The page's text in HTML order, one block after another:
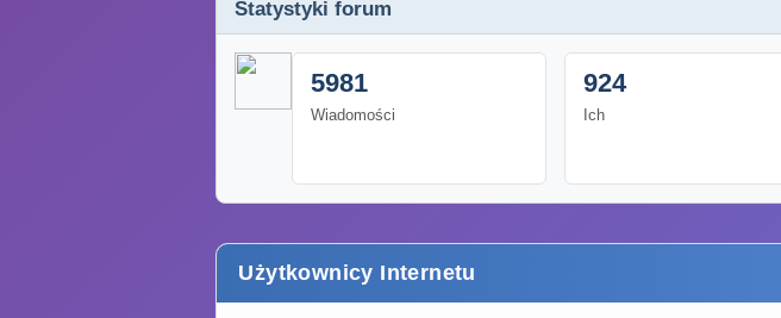
Statystyki forum
5981
Wiadomości
924
Ich
Użytkownicy Internetu